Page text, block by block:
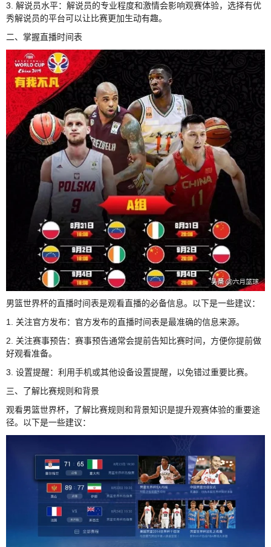
3. 解说员水平：解说员的专业程度和激情会影响观赛体验，选择有优
秀解说员的平台可以让比赛更加生动有趣。
二、掌握直播时间表
男篮世界杯的直播时间表是观看直播的必备信息。以下是一些建议：
1. 关注官方发布：官方发布的直播时间表是最准确的信息来源。
2. 关注赛事预告：赛事预告通常会提前告知比赛时间，方便你提前做
好观看准备。
3. 设置提醒：利用手机或其他设备设置提醒，以免错过重要比赛。
三、了解比赛规则和背景
观看男篮世界杯，了解比赛规则和背景知识是提升观赛体验的重要途
径。以下是一些建议：